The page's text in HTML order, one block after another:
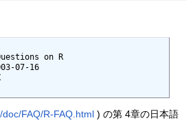
FAQ/R-FAQ.html ) の第 4章の日本語